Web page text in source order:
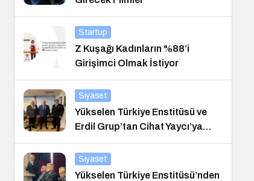
Startup
Z Kuşağı Kadınların %88’i
Girişimci Olmak İstiyor
Siyaset
Yükselen Türkiye Enstitüsü ve
Erdil Grup’tan Cihat Yaycı’ya
Anlamlı Ziyaret
Siyaset
Yükselen Türkiye Enstitüsü’nden